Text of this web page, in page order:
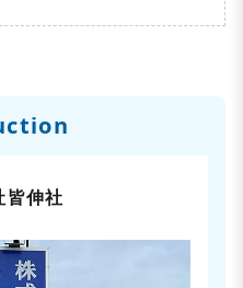
皆伸社